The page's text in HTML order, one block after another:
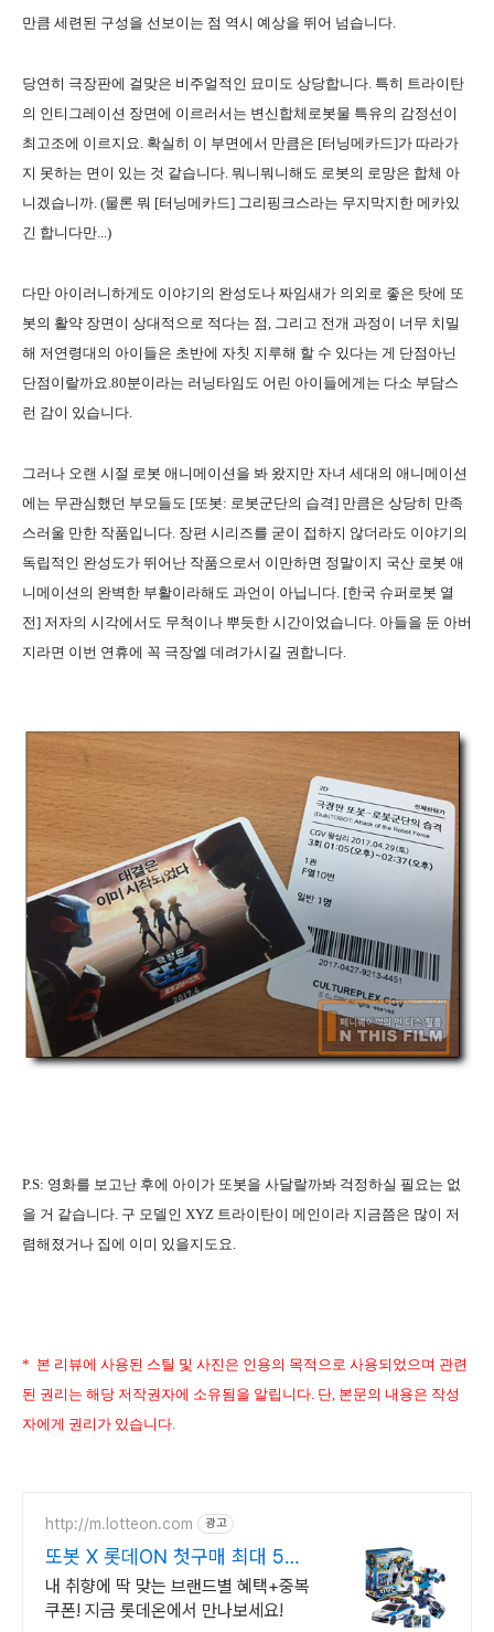
만큼 세련된 구성을 선보이는 점 역시 예상을 뛰어 넘습니다.
당연히 극장판에 걸맞은 비주얼적인 묘미도 상당합니다. 특히 트라이탄
의 인티그레이션 장면에 이르러서는 변신합체로봇물 특유의 감정선이
최고조에 이르지요. 확실히 이 부면에서 만큼은 [터닝메카드]가 따라가
지 못하는 면이 있는 것 같습니다. 뭐니뭐니해도 로봇의 로망은 합체 아
니겠습니까. (물론 뭐 [터닝메카드] 그리핑크스라는 무지막지한 메카있
긴 합니다만...)
다만 아이러니하게도 이야기의 완성도나 짜임새가 의외로 좋은 탓에 또
봇의 활약 장면이 상대적으로 적다는 점, 그리고 전개 과정이 너무 치밀
해 저연령대의 아이들은 초반에 자칫 지루해 할 수 있다는 게 단점아닌
단점이랄까요.80분이라는 러닝타임도 어린 아이들에게는 다소 부담스
런 감이 있습니다.
그러나 오랜 시절 로봇 애니메이션을 봐 왔지만 자녀 세대의 애니메이션
에는 무관심했던 부모들도 [또봇: 로봇군단의 습격] 만큼은 상당히 만족
스러울 만한 작품입니다. 장편 시리즈를 굳이 접하지 않더라도 이야기의
독립적인 완성도가 뛰어난 작품으로서 이만하면 정말이지 국산 로봇 애
니메이션의 완벽한 부활이라해도 과언이 아닙니다. [한국 슈퍼로봇 열
전] 저자의 시각에서도 무척이나 뿌듯한 시간이었습니다. 아들을 둔 아버
지라면 이번 연휴에 꼭 극장엘 데려가시길 권합니다.
P.S: 영화를 보고난 후에 아이가 또봇을 사달랄까봐 걱정하실 필요는 없
을 거 같습니다. 구 모델인 XYZ 트라이탄이 메인이라 지금쯤은 많이 저
렴해졌 거나 집에 이미 있을지도요.
* 본 리뷰에 사용된 스틸 및 사진은 인용의 목적으로 사용되었으며 관련
된 권리는 해당 저작권자에 소유됨을 알립니다. 단, 본문의 내용은 작성
자에게 권리가 있습니다.
http://m.lotteon.com 광고
또봇 X 롯데ON 첫구매 최대 5천
원 혜택!
내 취향에 딱 맞는 브랜드별 혜택+중복
쿠폰! 지금 롯데온에서 만나보세요!